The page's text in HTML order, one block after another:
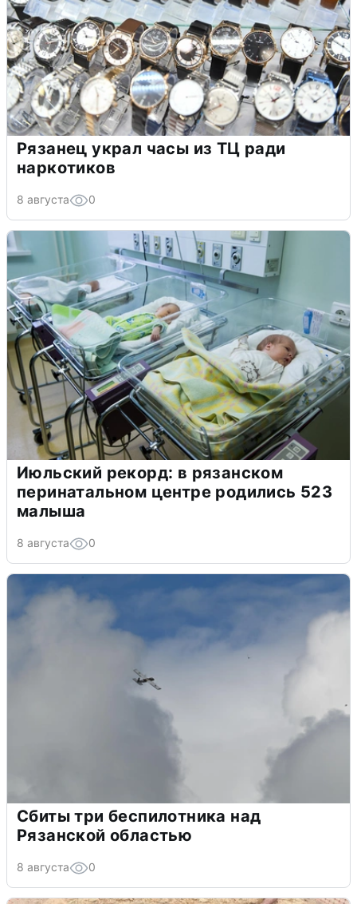
Рязанец украл часы из ТЦ ради
наркотиков
8 августа 0
Июльский рекорд: в рязанском
перинатальном центре родились 523
малыша
8 августа 0
Сбиты три беспилотника над
Рязанской областью
8 августа 0